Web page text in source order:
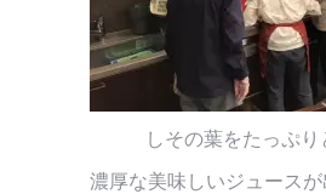
しその葉をたっぷり
濃厚な美味しいジュースが